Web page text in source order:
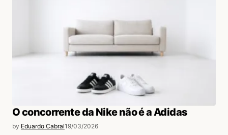
O concorrente da Nike não é a Adidas
by Eduardo Cabral19/03/2026